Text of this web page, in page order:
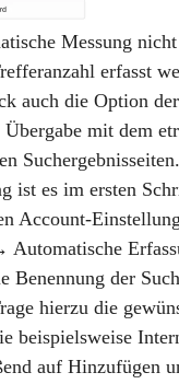
Messung
erfasst
auch die Option
mit dem
Suchergebnisseiten.
ist es im ersten
Account-
Benennung der
hierzu die
beispielsweise
auf Hinzufügen